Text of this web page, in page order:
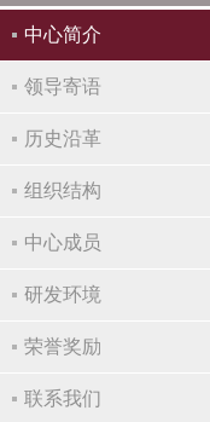
中心简介
领导寄语
历史沿革
组织结构
中心成员
研发环境
荣誉奖励
联系我们